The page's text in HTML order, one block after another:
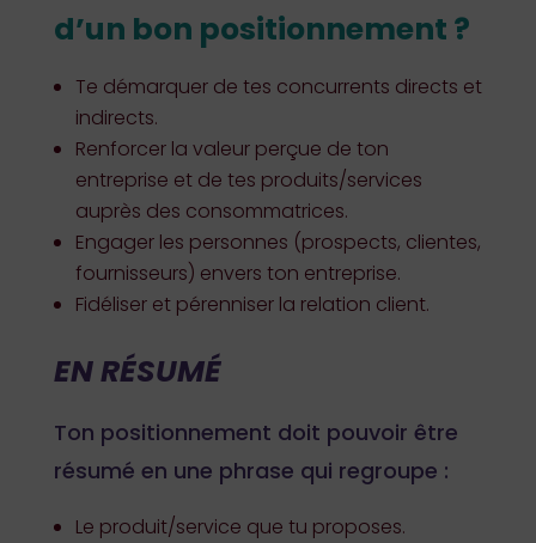
d’un bon positionnement ?
Te démarquer de tes concurrents directs et
indirects.
Renforcer la valeur perçue de ton
entreprise et de tes produits/services
auprès des consommatrices.
Engager les personnes (prospects, clientes,
fournisseurs) envers ton entreprise.
Fidéliser et pérenniser la relation client.
EN RÉSUMÉ
Ton positionnement doit pouvoir être
résumé en une phrase qui regroupe :
Le produit/service que tu proposes.